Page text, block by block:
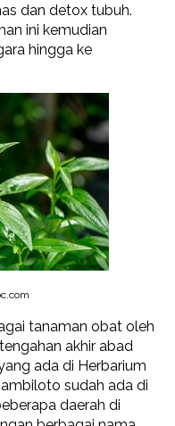
dan detox tubuh.
ini kemudian
hingga ke
tanaman obat oleh
akhir abad
ada di Herbarium
sudah ada di
daerah di